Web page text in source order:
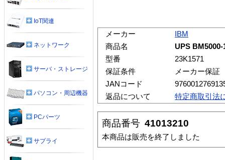
メーカー
IBM
商品名
UPS
型番
23K1571
保証条件
メーカー保証
JANコード
返品について
特定商取引法
商品番号 41013210
本商品は販売を終了しました
IoT関連
ネットワーク
サーバ・ストレージ
パソコン・周辺機器
PCパーツ
サプライ